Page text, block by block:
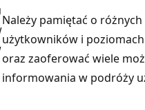
Należy pamiętać o
użytkowników i
oraz zaoferować wiele
informowania w podróży